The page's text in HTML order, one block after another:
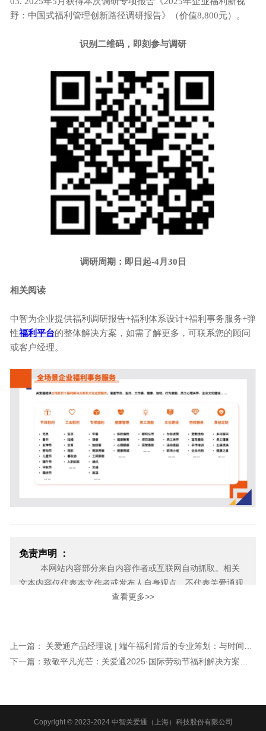
野：中国式福利管理创新路径调研报告》（价值8,800元）。
识别二维码 ， 即刻参与调研
调研周期：即日起-4月30日
相关阅读
中智为企业提供福利调研报告+福利体系设计+福利事务服务+弹
性福利平台的整体解决方案，如需了解更多，可联系您的顾问
或客户经理。
免责声明 ：
本网站内容部分来自内容作者或互联网自动抓取。相关
文本内容仅代表本文作者或发布人自身观点，不代表关爱通观
点或立场。关爱通力求此信息所述内容及观点的客观公正，但
家浏览，或不应无偿使用，请及时用电子邮件或电话通知我
们，关爱通会及时采取合理措施，避免给双方造成不必要的经
查看更多>>
Copyright © 2023-2024 中智关爱通（上海）科技股份有限公司